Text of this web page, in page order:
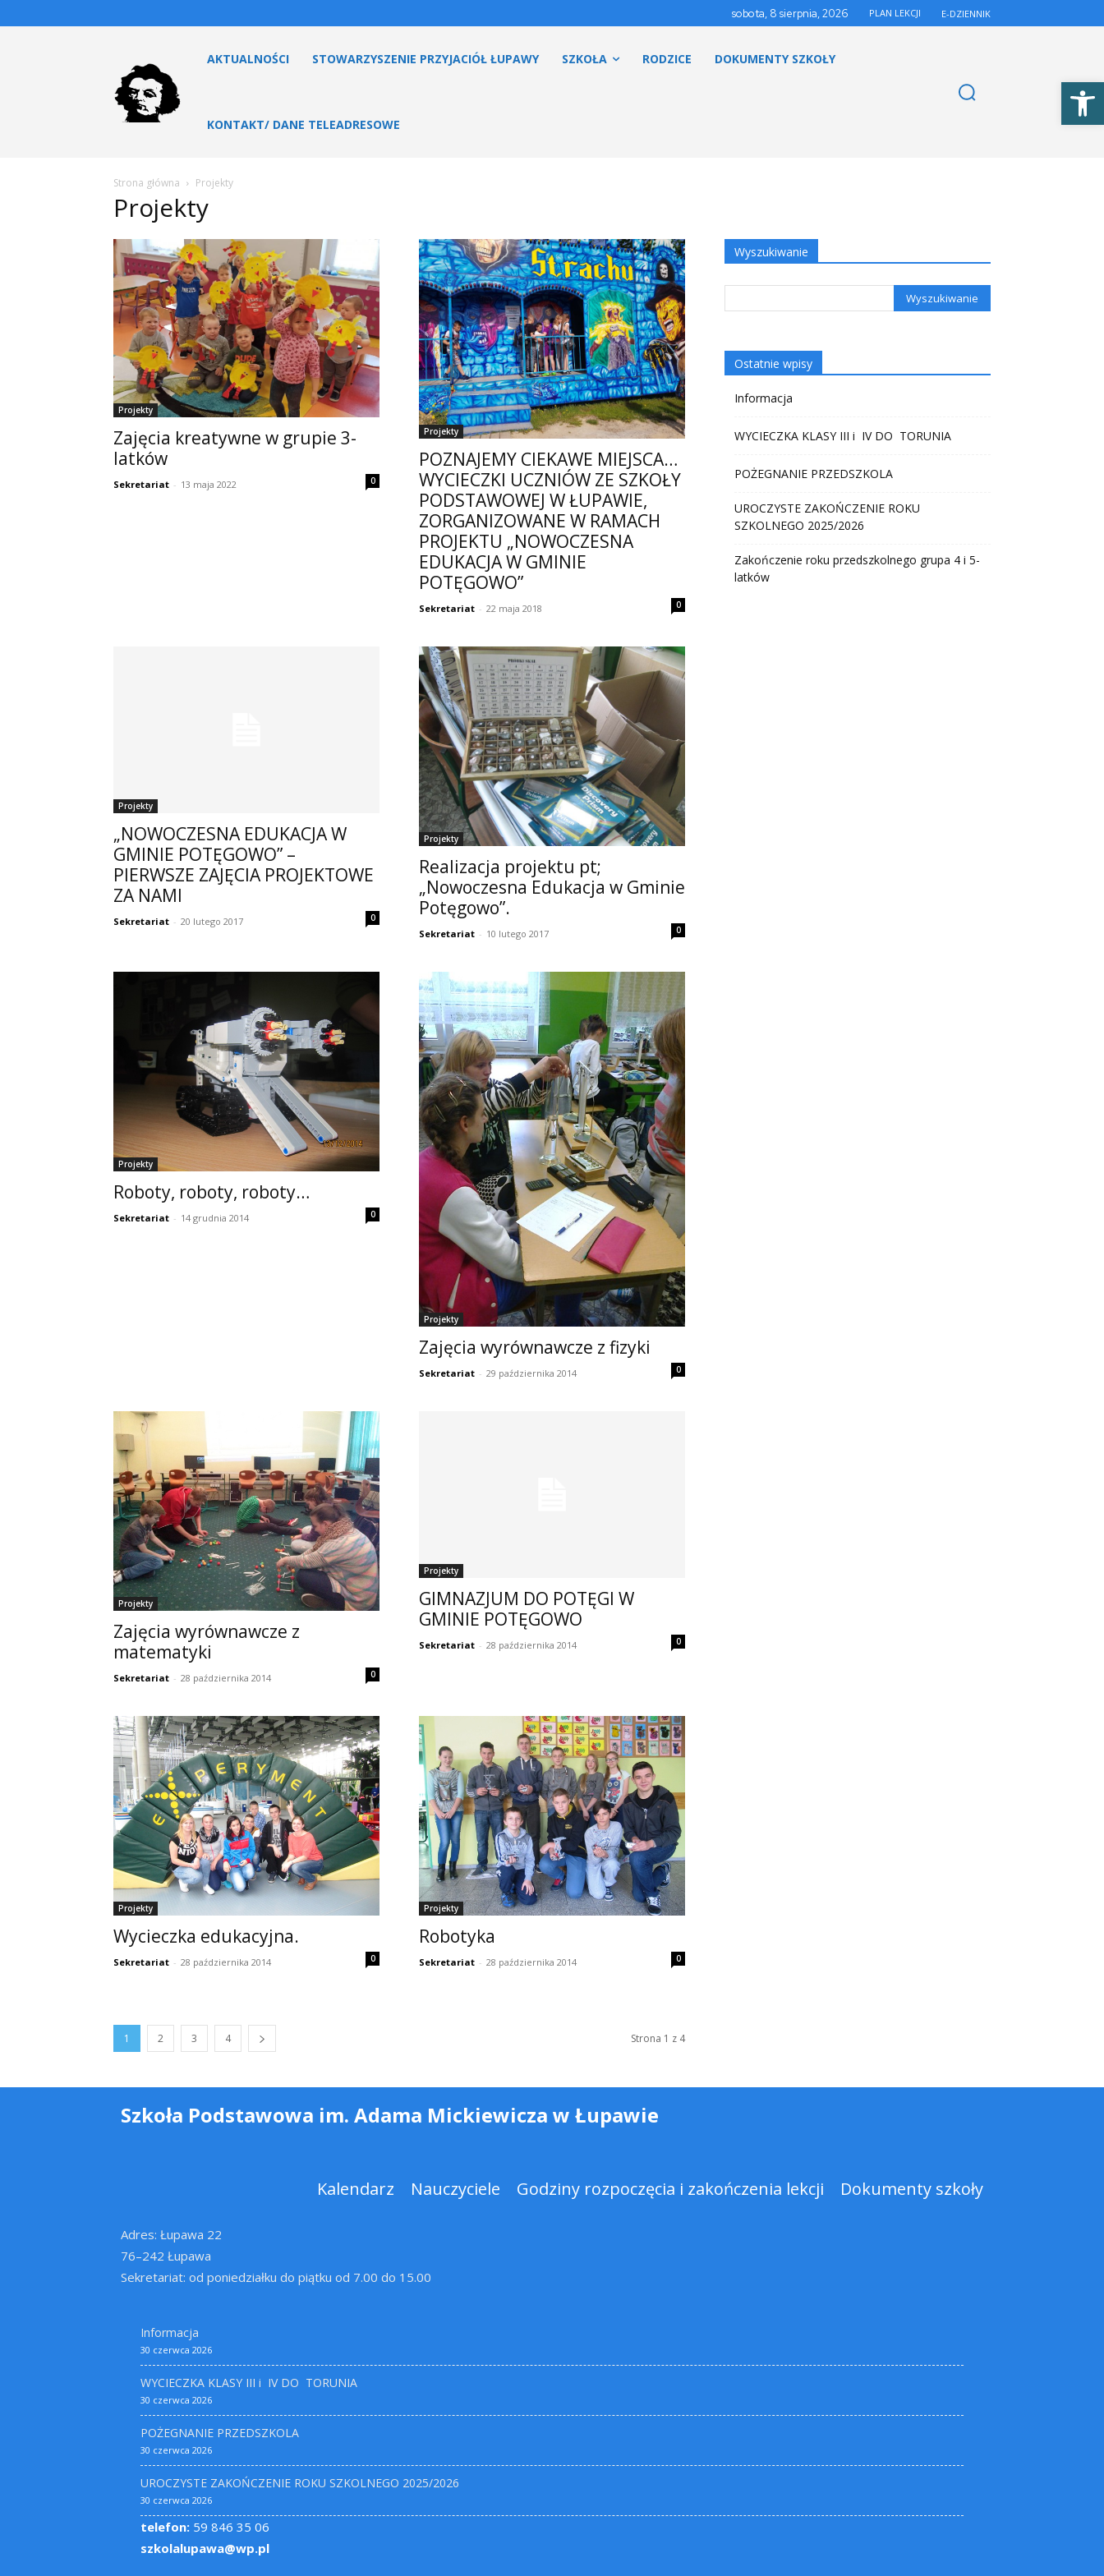
sobota, 8 sierpnia, 2026 PLAN LEKCJI E-DZIENNIK
AKTUALNOŚCI STOWARZYSZENIE PRZYJACIÓŁ ŁUPAWY SZKOŁA RODZICE DOKUMENTY SZKOŁY
KONTAKT/ DANE TELEADRESOWE
Strona główna Projekty
Projekty
Projekty
Zajęcia kreatywne w grupie 3-
latków
Sekretariat - 13 maja 2022 0
Projekty
POZNAJEMY CIEKAWE MIEJSCA…
WYCIECZKI UCZNIÓW ZE SZKOŁY
PODSTAWOWEJ W ŁUPAWIE,
ZORGANIZOWANE W RAMACH
PROJEKTU „NOWOCZESNA
EDUKACJA W GMINIE
POTĘGOWO”
Sekretariat - 22 maja 2018 0
Projekty
„NOWOCZESNA EDUKACJA W
GMINIE POTĘGOWO” –
PIERWSZE ZAJĘCIA PROJEKTOWE
ZA NAMI
Sekretariat - 20 lutego 2017 0
Projekty
Realizacja projektu pt;
„Nowoczesna Edukacja w Gminie
Potęgowo”.
Sekretariat - 10 lutego 2017 0
Projekty
Roboty, roboty, roboty…
Sekretariat - 14 grudnia 2014 0
Projekty
Zajęcia wyrównawcze z fizyki
Sekretariat - 29 października 2014 0
Projekty
Zajęcia wyrównawcze z
matematyki
Sekretariat - 28 października 2014 0
Projekty
GIMNAZJUM DO POTĘGI W
GMINIE POTĘGOWO
Sekretariat - 28 października 2014 0
Projekty
Wycieczka edukacyjna.
Sekretariat - 28 października 2014 0
Projekty
Robotyka
Sekretariat - 28 października 2014 0
1 2 3 4 Strona 1 z 4
Wyszukiwanie
Ostatnie wpisy
Informacja
WYCIECZKA KLASY III i IV DO TORUNIA
POŻEGNANIE PRZEDSZKOLA
UROCZYSTE ZAKOŃCZENIE ROKU
SZKOLNEGO 2025/2026
Zakończenie roku przedszkolnego grupa 4 i 5-
latków
Szkoła Podstawowa im. Adama Mickiewicza w Łupawie
Kalendarz Nauczyciele Godziny rozpoczęcia i zakończenia lekcji Dokumenty szkoły
Adres: Łupawa 22
76–242 Łupawa
Sekretariat: od poniedziałku do piątku od 7.00 do 15.00
Informacja
30 czerwca 2026
WYCIECZKA KLASY III i IV DO TORUNIA
30 czerwca 2026
POŻEGNANIE PRZEDSZKOLA
30 czerwca 2026
UROCZYSTE ZAKOŃCZENIE ROKU SZKOLNEGO 2025/2026
30 czerwca 2026
telefon: 59 846 35 06
szkolalupawa@wp.pl